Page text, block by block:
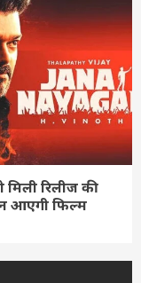
रिलीज की
आएगी फिल्म